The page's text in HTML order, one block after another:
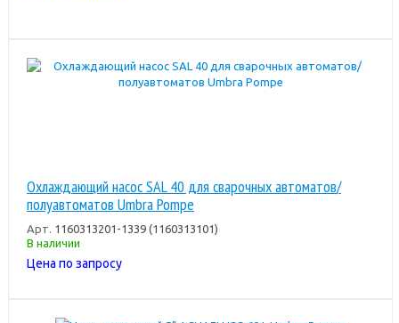
Охлаждающий насос SAL 40 для сварочных автоматов/
полуавтоматов Umbra Pompe
Арт. 1160313201-1339 (1160313101)
В наличии
Цена по запросу